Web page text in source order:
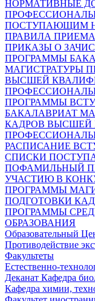
НОРМАТИВНЫЕ
ПОСТУПАЮЩИМ
ПРАВИЛА ПРИЕМА
ПРИКАЗЫ О
ПРОГРАММЫ
МАГИСТРАТУРЫ
ВЫСШЕЙ
ПРОГРАММЫ
БАКАЛАВРИАТ
КАДРОВ
РАСПИСАНИЕ
СПИСКИ
ПОФАМИЛЬНЫЙ
УЧАСТИЮ В
ПРОГРАММЫ
ПОДГОТОВКИ
ПРОГРАММЫ
ОБРАЗОВАНИЯ
Образовательный
Противодействие
Факультеты
Естественно-
Деканат Кафедра
Кафедра химии,